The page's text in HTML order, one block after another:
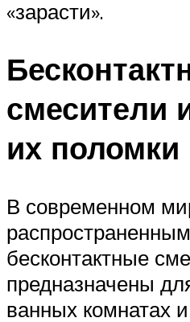
«зарасти».
смесители
их поломки
В современном
бесконтактные
предназначены
ванных комнатах